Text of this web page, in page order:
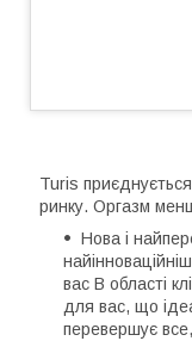
Turis
ринку. Оргазм
Нова і
вас В області
для вас, що
перевершує